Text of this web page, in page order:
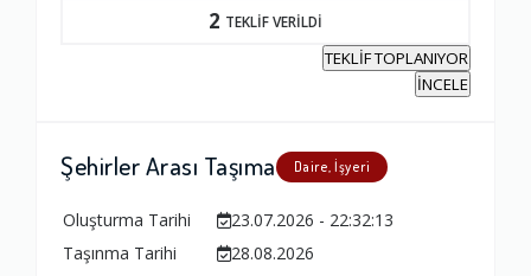
2 TEKLİF VERİLDİ
TEKLİF TOPLANIYOR
İNCELE
Şehirler Arası Taşıma Daire, İşyeri
Oluşturma Tarihi
23.07.2026 - 22:32:13
Taşınma Tarihi
28.08.2026